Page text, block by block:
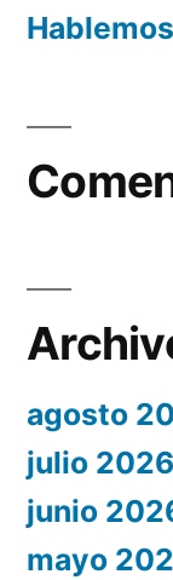
agosto
julio 2026
junio
mayo